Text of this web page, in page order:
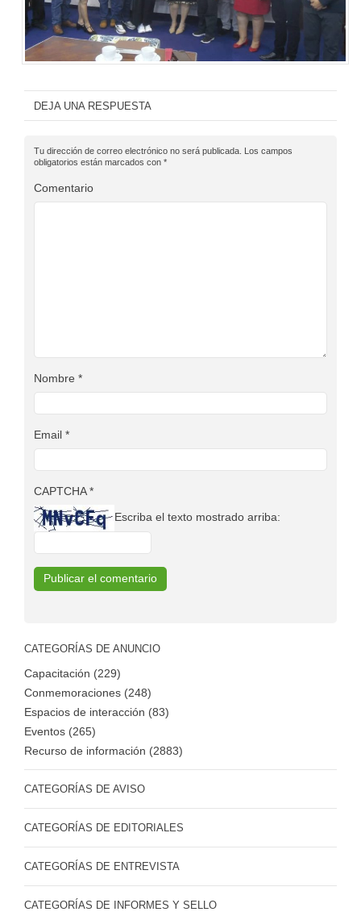
DEJA UNA RESPUESTA
Tu dirección de correo electrónico no será publicada. Los campos
obligatorios están marcados con *
Comentario
Nombre *
Email *
CAPTCHA*
Escriba el texto mostrado arriba:
CATEGORÍAS DE ANUNCIO
Capacitación (229)
Conmemoraciones (248)
Espacios de interacción (83)
Eventos (265)
Recurso de información (2883)
CATEGORÍAS DE AVISO
CATEGORÍAS DE EDITORIALES
CATEGORÍAS DE ENTREVISTA
CATEGORÍAS DE INFORMES Y SELLO